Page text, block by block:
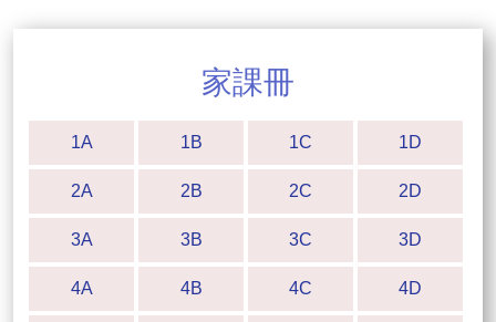
家課冊
1A 1B 1C 1D
2A 2B 2C 2D
3A 3B 3C 3D
4A 4B 4C 4D